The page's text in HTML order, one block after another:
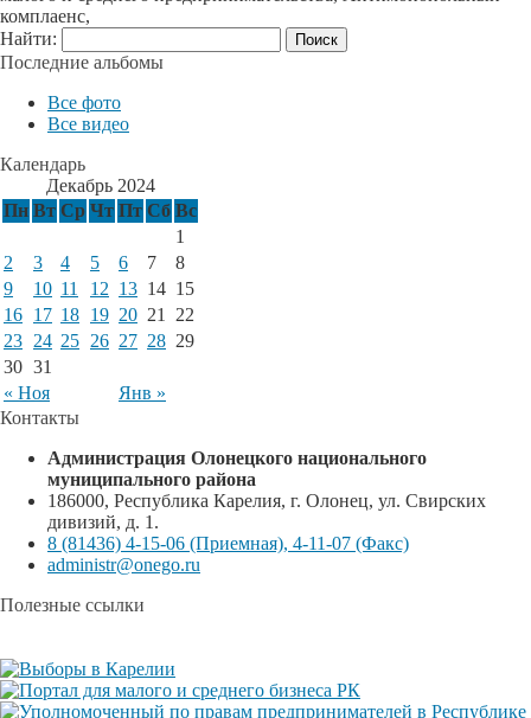
комплаенс,
Найти:
Последние альбомы
Все фото
Все видео
Календарь
Декабрь 2024
Пн Вт Ср Чт Пт Сб Вс
« Ноя Янв »
1
2
3 4 5 6 7
8
9
10 11 12 13 14 15
16 17 18 19 20 21
22
23 24 25 26 27 28 29
30 31
Контакты
Администрация Олонецкого национального
муниципального района
186000, Республика Карелия, г. Олонец, ул. Свирских
дивизий, д. 1.
8 (81436) 4-15-06 (Приемная), 4-11-07 (Факс)
administr@onego.ru
Полезные ссылки